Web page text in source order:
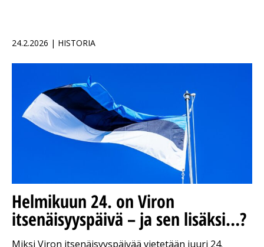
24.2.2026 | HISTORIA
Helmikuun 24. on Viron
itsenäisyyspäivä – ja sen lisäksi…?
Miksi Viron itsenäisyyspäivää vietetään juuri 24.